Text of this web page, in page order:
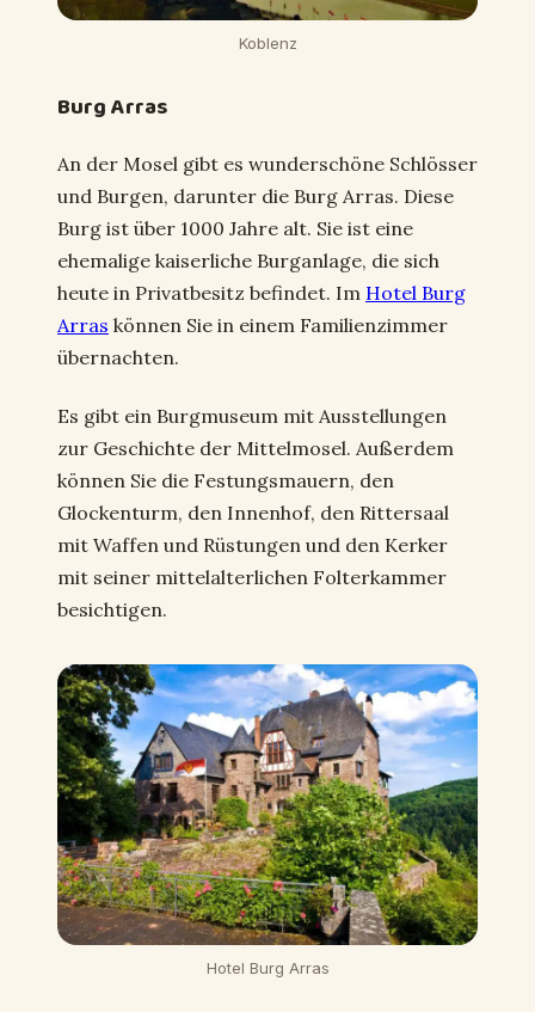
Koblenz
Burg Arras
An der Mosel gibt es wunderschöne Schlösser
und Burgen, darunter die Burg Arras. Diese
Burg ist über 1000 Jahre alt. Sie ist eine
ehemalige kaiserliche Burganlage, die sich
heute in Privatbesitz befindet. Im Hotel Burg
Arras können Sie in einem Familienzimmer
übernachten.
Es gibt ein Burgmuseum mit Ausstellungen
zur Geschichte der Mittelmosel. Außerdem
können Sie die Festungsmauern, den
Glockenturm, den Innenhof, den Rittersaal
mit Waffen und Rüstungen und den Kerker
mit seiner mittelalterlichen Folterkammer
besichtigen.
Hotel Burg Arras